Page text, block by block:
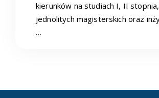
kierunków na studiach I, II stopnia,
jednolitych magisterskich oraz
…